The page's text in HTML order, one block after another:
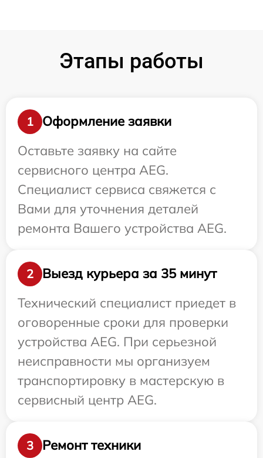
Этапы работы
1
Оформление заявки
Оставьте заявку на сайте
сервисного центра AEG.
Специалист сервиса свяжется с
Вами для уточнения деталей
ремонта Вашего устройства AEG.
2
Выезд курьера за 35 минут
Технический специалист приедет в
оговоренные сроки для проверки
устройства AEG. При серьезной
неисправности мы организуем
транспортировку в мастерскую в
сервисный центр AEG.
3
Ремонт техники